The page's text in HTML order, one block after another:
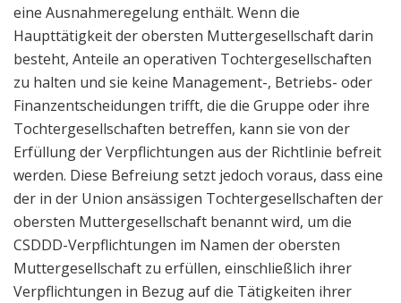
eine Ausnahmeregelung enthält. Wenn die
Haupttätigkeit der obersten Muttergesellschaft darin
besteht, Anteile an operativen Tochtergesellschaften
zu halten und sie keine Management-, Betriebs- oder
Finanzentscheidungen trifft, die die Gruppe oder ihre
Tochtergesellschaften betreffen, kann sie von der
Erfüllung der Verpflichtungen aus der Richtlinie befreit
werden. Diese Befreiung setzt jedoch voraus, dass eine
der in der Union ansässigen Tochtergesellschaften der
obersten Muttergesellschaft benannt wird, um die
CSDDD-Verpflichtungen im Namen der obersten
Muttergesellschaft zu erfüllen, einschließlich ihrer
Verpflichtungen in Bezug auf die Tätigkeiten ihrer